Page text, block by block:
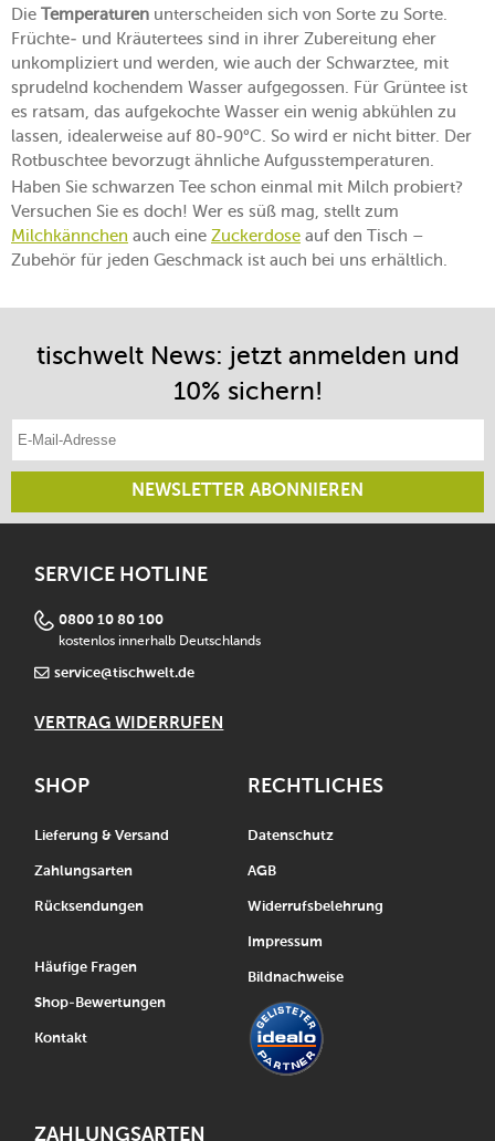
Die Temperaturen unterscheiden sich von Sorte zu Sorte.
Früchte- und Kräutertees sind in ihrer Zubereitung eher
unkompliziert und werden, wie auch der Schwarztee, mit
sprudelnd kochendem Wasser aufgegossen. Für Grüntee ist
es ratsam, das aufgekochte Wasser ein wenig abkühlen zu
lassen, idealerweise auf 80-90°C. So wird er nicht bitter. Der
Rotbuschtee bevorzugt ähnliche Aufgusstemperaturen.
Haben Sie schwarzen Tee schon einmal mit Milch probiert?
Versuchen Sie es doch! Wer es süß mag, stellt zum
Milchkännchen auch eine Zuckerdose auf den Tisch –
Zubehör für jeden Geschmack ist auch bei uns erhältlich.
tischwelt News: jetzt anmelden und
10% sichern!
NEWSLETTER ABONNIEREN
SERVICE HOTLINE
0800 10 80 100
kostenlos innerhalb Deutschlands
service@tischwelt.de
VERTRAG WIDERRUFEN
SHOP
Lieferung & Versand
Zahlungsarten
Rücksendungen
Häufige Fragen
Shop-Bewertungen
Kontakt
RECHTLICHES
Datenschutz
AGB
Widerrufsbelehrung
Impressum
Bildnachweise
ZAHLUNGSARTEN